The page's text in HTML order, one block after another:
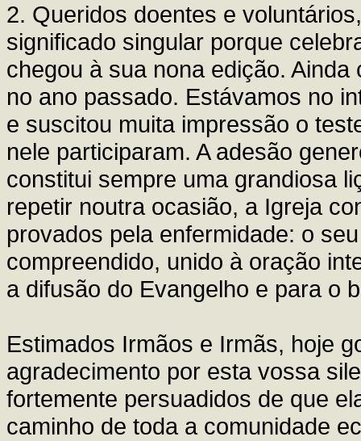
2. Queridos doentes e
significado singular porque
chegou à sua nona edição.
no ano passado. Estávamos no
e suscitou muita impressão o
nele participaram. A adesão
constitui sempre uma grandiosa
repetir noutra ocasião, a Igreja
provados pela enfermidade: o
compreendido, unido à oração
a difusão do Evangelho e para o
Estimados Irmãos e Irmãs, hoje
agradecimento por esta vossa
fortemente persuadidos de que
caminho de toda a comunidade